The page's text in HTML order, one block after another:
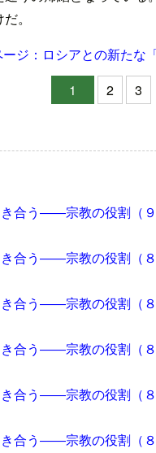
。
ージ：ロシアとの新たな
1
2 3
き合う――宗教の役割（
き合う――宗教の役割（
き合う――宗教の役割（
き合う――宗教の役割（
き合う――宗教の役割（
き合う――宗教の役割（